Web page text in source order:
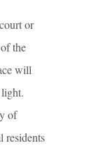
or
the
will
of
residents